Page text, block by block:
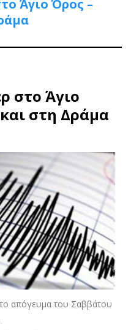
Άγιο Όρος –
στο Άγιο
στη Δράμα
απόγευμα του Σαββάτου